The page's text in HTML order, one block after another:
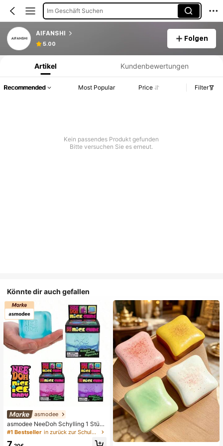
Im Geschäft Suchen
AIFANSHI
5.00
Folgen
Produktinformation: Preisangabe, Verkaufs- und Lagerbestandsdetails.
Artikel Kundenbewertungen
Recommended Most Popular Price Filter
Kein passendes Produkt gefunden
Bitte versuchen Sie es erneut.
Könnte dir auch gefallen
asmodee
asmodee NeeDoh Schylling 1 Stüc
k zufälliges Squishy-Spielzeug Str
#1 Bestseller in zurück zur Schule Zappelspielzeug für Kinder